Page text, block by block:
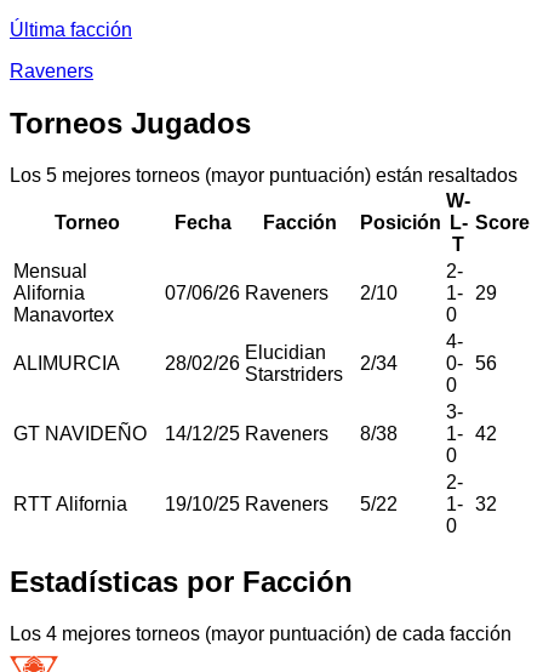
Última facción
Raveners
Torneos Jugados
Los 5 mejores torneos (mayor puntuación) están resaltados
Torneo Fecha Facción Posición
W-
L-
T
Score
Mensual
Alifornia
Manavortex
07/06/26 Raveners 2/10
2-
1-
0
29
ALIMURCIA 28/02/26
Elucidian
Starstriders
2/34
4-
0-
0
56
GT NAVIDEÑO 14/12/25 Raveners 8/38
3-
1-
0
42
RTT Alifornia 19/10/25 Raveners 5/22
2-
1-
0
32
Estadísticas por Facción
Los 4 mejores torneos (mayor puntuación) de cada facción